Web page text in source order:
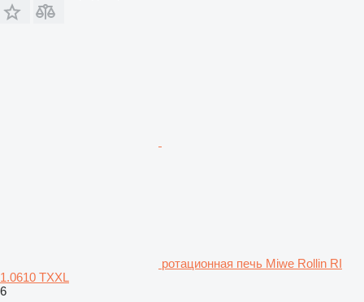
ротационная печь Miwe Rollin RI
1.0610 TXXL
6